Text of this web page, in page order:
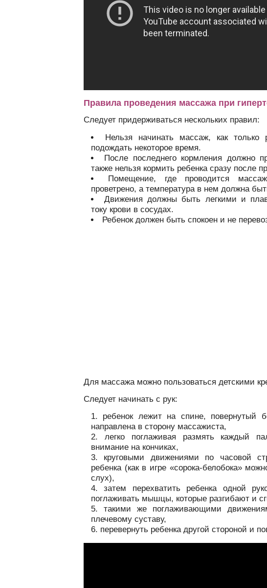
Правила проведения массажа при
Следует придерживаться нескольких правил:
Нельзя начинать массаж, как только
подождать некоторое время.
После последнего кормления должно
также нельзя кормить ребенка сразу после
Помещение, где проводится
проветрено, а температура в нем должна
Движения должны быть легкими и
току крови в сосудах.
Ребенок должен быть спокоен и не
Для массажа можно пользоваться детскими
Следует начинать с рук:
ребенок лежит на спине, повернутый
направлена в сторону массажиста,
легко поглаживая размять каждый
внимание на кончиках,
круговыми движениями по часовой
ребенка (как в игре «сорока-белобока»
слух),
затем перехватить ребенка одной
поглаживать мышцы, которые разгибают и
такими же поглаживающими
плечевому суставу,
перевернуть ребенка другой стороной и